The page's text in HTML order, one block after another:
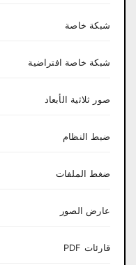
شبكة خاصة
شبكة خاصة افتراضية
صور ثلاثية الأبعاد
ضبط النظام
ضغط الملفات
عارض الصور
قارئات PDF